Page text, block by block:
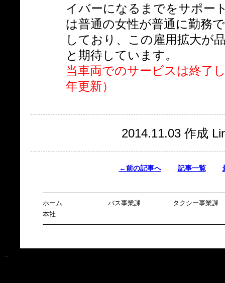
イバーになるまでをサポー
は普通の女性が普通に勤務
しており、この雇用拡大が
と期待しています。
当車両でのサービスは終了
年更新）
2014.11.03 作成
←前の記事へ 記事一覧
ホーム バス事業課
タクシー事業課
本社